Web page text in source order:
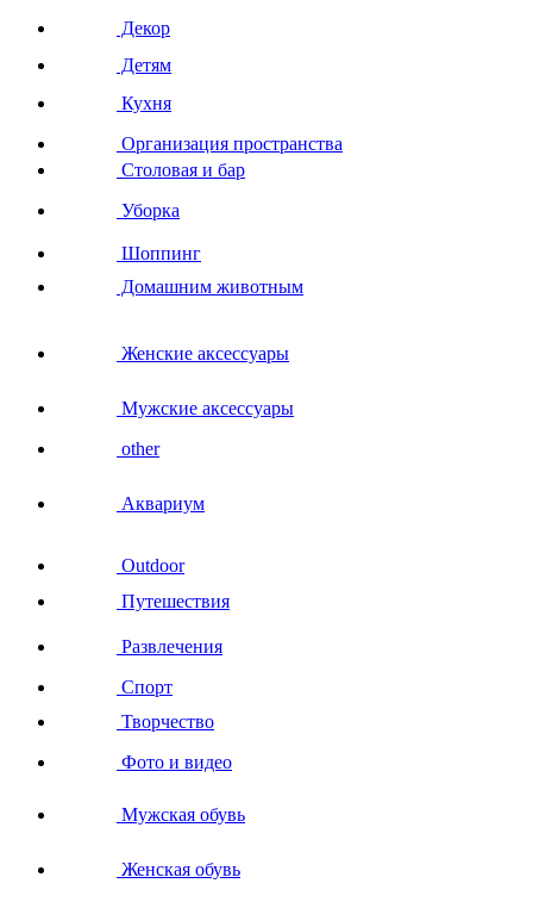
Декор
Детям
Кухня
Организация пространства
Столовая и бар
Уборка
Шоппинг
Домашним животным
Женские аксессуары
Мужские аксессуары
other
Аквариум
Outdoor
Путешествия
Развлечения
Спорт
Творчество
Фото и видео
Мужская обувь
Женская обувь